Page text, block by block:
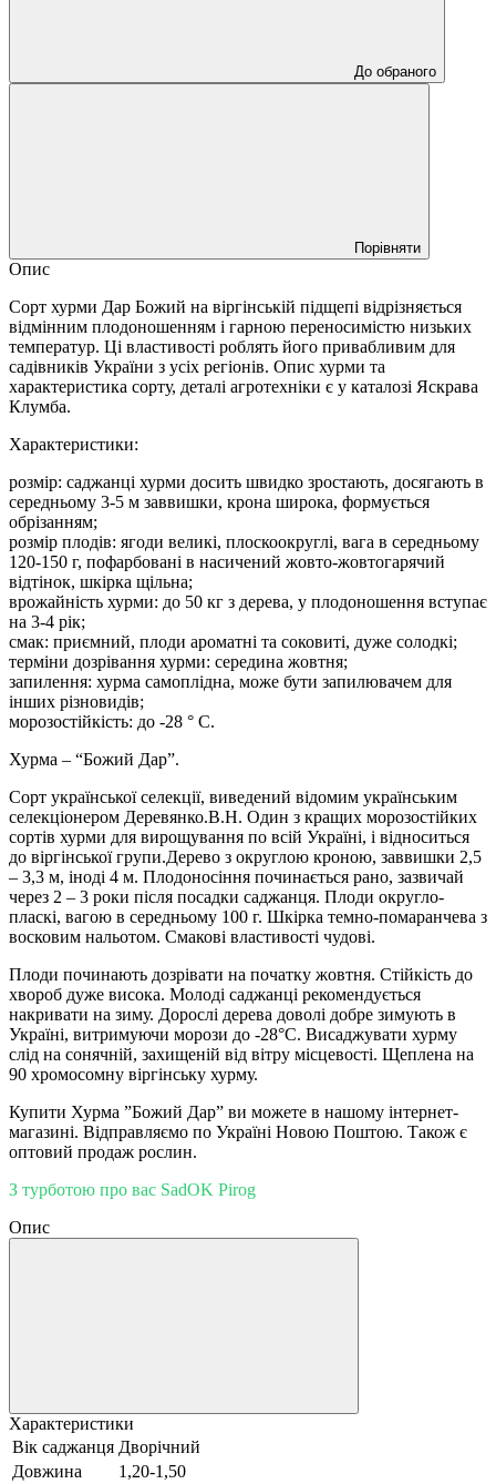
До обраного
Порівняти
Опис
Сорт хурми Дар Божий на віргінській підщепі відрізняється
відмінним плодоношенням і гарною переносимістю низьких
температур. Ці властивості роблять його привабливим для
садівників України з усіх регіонів. Опис хурми та
характеристика сорту, деталі агротехніки є у каталозі Яскрава
Клумба.
Характеристики:
розмір: саджанці хурми досить швидко зростають, досягають в
середньому 3-5 м заввишки, крона широка, формується
обрізанням;
розмір плодів: ягоди великі, плоскоокруглі, вага в середньому
120-150 г, пофарбовані в насичений жовто-жовтогарячий
відтінок, шкірка щільна;
врожайність хурми: до 50 кг з дерева, у плодоношення вступає
на 3-4 рік;
смак: приємний, плоди ароматні та соковиті, дуже солодкі;
терміни дозрівання хурми: середина жовтня;
запилення: хурма самоплідна, може бути запилювачем для
інших різновидів;
морозостійкість: до -28 ° С.
Хурма – “Божий Дар”.
Сорт української селекції, виведений відомим українським
селекціонером Деревянко.В.Н. Один з кращих морозостійких
сортів хурми для вирощування по всій Україні, і відноситься
до віргінської групи.Дерево з округлою кроною, заввишки 2,5
– 3,3 м, іноді 4 м. Плодоносіння починається рано, зазвичай
через 2 – 3 роки після посадки саджанця. Плоди округло-
пласкі, вагою в середньому 100 г. Шкірка темно-помаранчева з
восковим нальотом. Смакові властивості чудові.
Плоди починають дозрівати на початку жовтня. Стійкість до
хвороб дуже висока. Молоді саджанці рекомендується
накривати на зиму. Дорослі дерева доволі добре зимують в
Україні, витримуючи морози до -28°С. Висаджувати хурму
слід на сонячній, захищеній від вітру місцевості. Щеплена на
90 хромосомну віргінську хурму.
Купити Хурма ”Божий Дар” ви можете в нашому інтернет-
магазині. Відправляємо по Україні Новою Поштою. Також є
оптовий продаж рослин.
З турботою про вас SadOK Pirog
Опис
Характеристики
Вік саджанця Дворічний
Довжина
1,20-1,50